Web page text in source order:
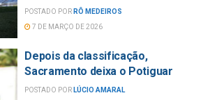
POSTADO POR RÔ MEDEIROS
7 DE MARÇO DE 2026
Depois da classificação,
Sacramento deixa o Potiguar
POSTADO POR LÚCIO AMARAL